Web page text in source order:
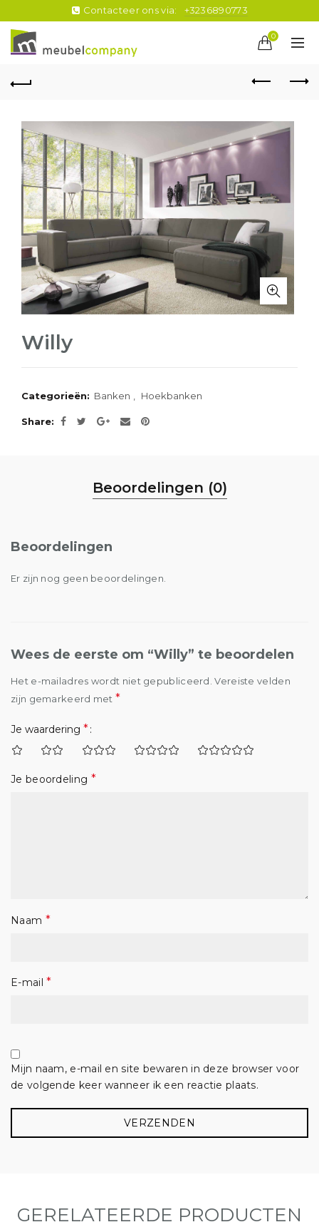
Contacteer ons via: +3236890773
0
Willy
Categorieën: Banken Hoekbanken
Share
Beoordelingen (0)
Beoordelingen
Er zijn nog geen beoordelingen.
Wees de eerste om “Willy” te beoordelen
Het e-mailadres wordt niet gepubliceerd. Vereiste velden
zijn gemarkeerd met*
Je waardering *
Je beoordeling *
Naam *
E-mail*
Mijn naam, e-mail en site bewaren in deze browser voor
de volgende keer wanneer ik een reactie plaats.
GERELATEERDE PRODUCTEN